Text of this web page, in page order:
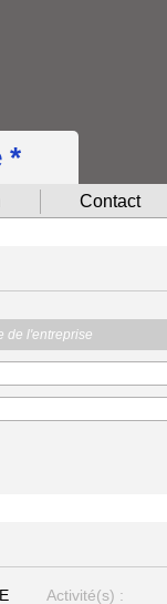
*
Contact
de l'entreprise
Activité(s) :